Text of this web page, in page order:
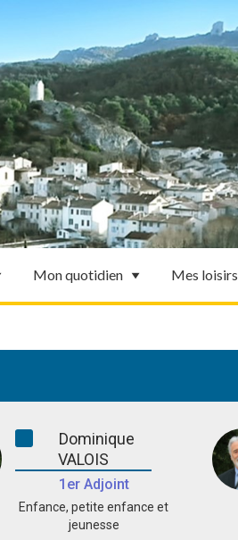
Mon quotidien Mes loisirs
Dominique
VALOIS
1er Adjoint
Enfance, petite enfance et
jeunesse